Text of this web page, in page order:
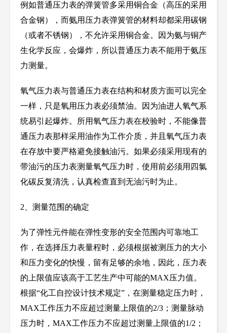
例如普通压力表的弹簧管多采用铜合金（高压的采用
合金钢），而氨用压力表弹簧管的材料却都采用碳钢
（或者不锈钢），不允许采用铜合金。因为氨与铜产
生化学反应，会爆炸，所以普通压力表不能用于氨压
力测量。
氧气压力表与普通压力表在结构和材质方面可以完全
一样，只是氧用压力表必须禁油。因为油进人氧气系
统易引起爆炸。所用氧气压力表在校验时，不能像普
通压力表那样采用油作为工作介质，并且氧气压力表
在存放中要严格避免接触油污。如果必须采用现有的
带油污的压力表测量氧气压力时，使用前必须用四氯
化碳反复清洗，认真检查直到无油污时为止。
2 、测量范围的确定
为了弹性元件能在弹性变形的安全范围内可靠地工
作，在选择压力表量程时，必须根据被测压力的大小
和压力变化的快慢，留有足够的余地，因此，压力表
的上限值应该高于工艺生产中可能的MAX压力值。
根据“化工自控设计技术规定”，在测量稳定压力时，
MAX工作压力不应超过测量上限值的2/3 ；测量脉动
压力时，MAX工作压力不应超过测量上限值的1/2 ；